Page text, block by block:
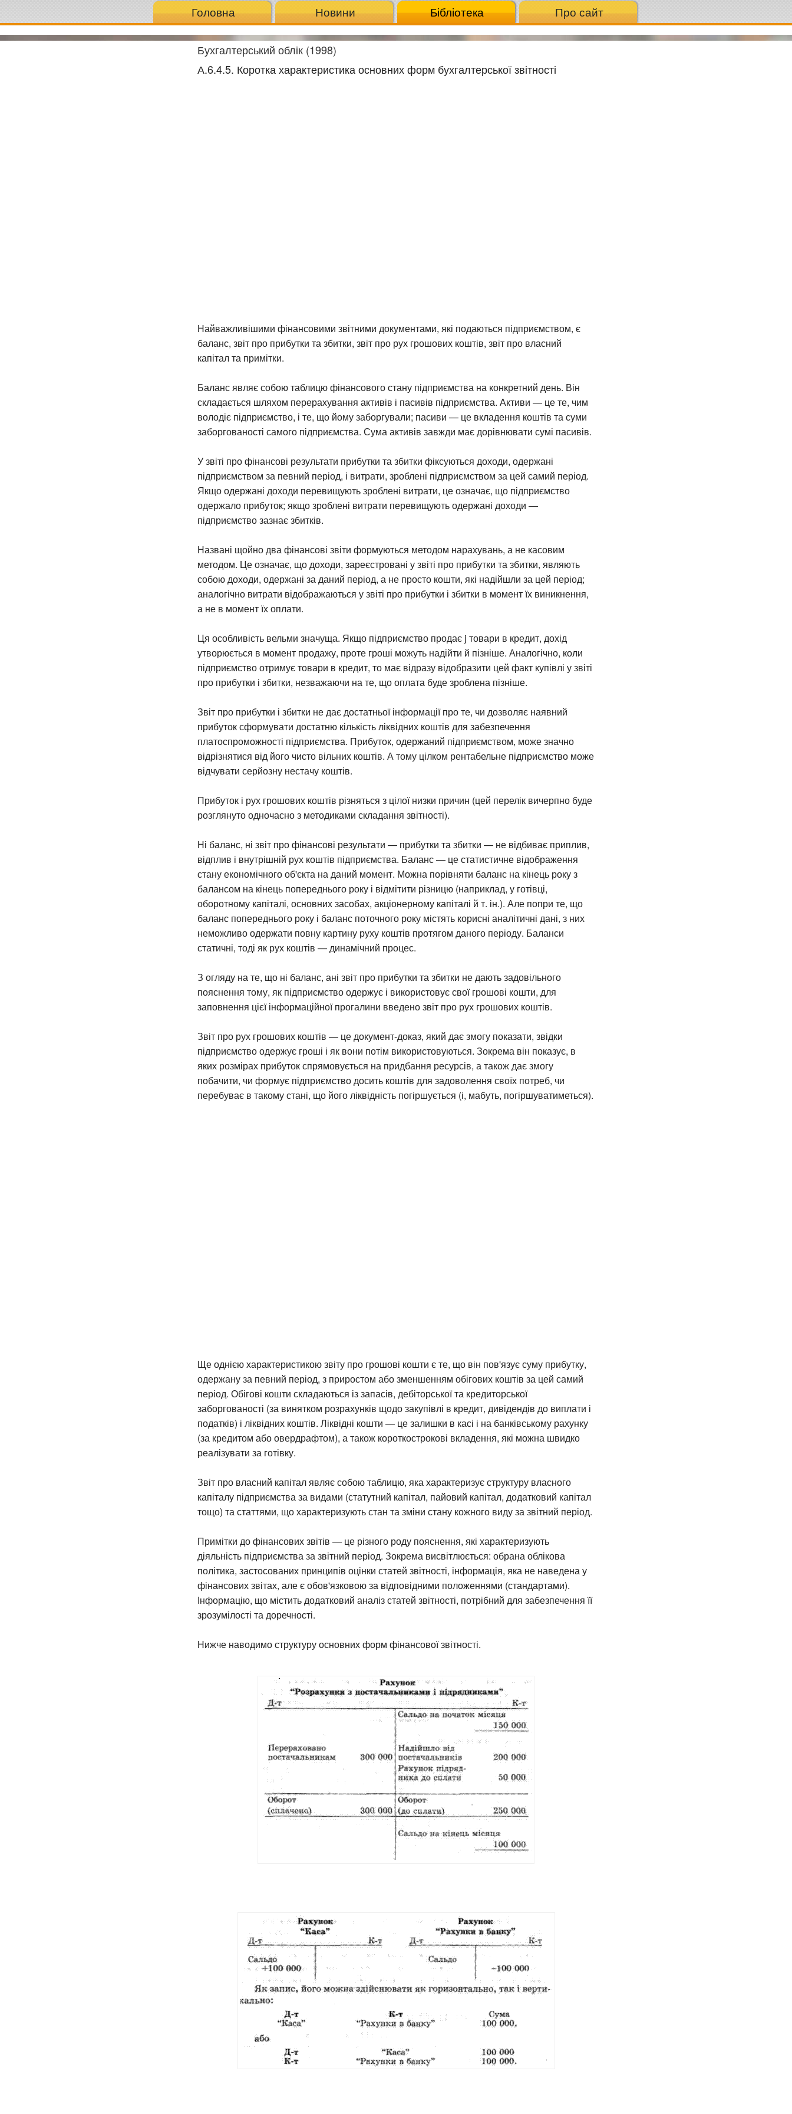
Головна Новини Бібліотека Про сайт
Бухгалтерський облік (1998)
А.6.4.5. Коротка характеристика основних форм бухгалтерської звітності
Найважливішими фінансовими звітними документами, які подаються підприємством, є
баланс, звіт про прибутки та збитки, звіт про рух грошових коштів, звіт про власний
капітал та примітки.
Баланс являє собою таблицю фінансового стану підприємства на конкретний день. Він
складається шляхом перерахування активів і пасивів підприємства. Активи — це те, чим
володіє підприємство, і те, що йому заборгували; пасиви — це вкладення коштів та суми
заборгованості самого підприємства. Сума активів завжди має дорівнювати сумі пасивів.
У звіті про фінансові результати прибутки та збитки фіксуються доходи, одержані
підприємством за певний період, і витрати, зроблені підприємством за цей самий період.
Якщо одержані доходи перевищують зроблені витрати, це означає, що підприємство
одержало прибуток; якщо зроблені витрати перевищують одержані доходи —
підприємство зазнає збитків.
Названі щойно два фінансові звіти формуються методом нарахувань, а не касовим
методом. Це означає, що доходи, зареєстровані у звіті про прибутки та збитки, являють
собою доходи, одержані за даний період, а не просто кошти, які надійшли за цей період;
аналогічно витрати відображаються у звіті про прибутки і збитки в момент їх виникнення,
а не в момент їх оплати.
Ця особливість вельми значуща. Якщо підприємство продає j товари в кредит, дохід
утворюється в момент продажу, проте гроші можуть надійти й пізніше. Аналогічно, коли
підприємство отримує товари в кредит, то має відразу відобразити цей факт купівлі у звіті
про прибутки і збитки, незважаючи на те, що оплата буде зроблена пізніше.
Звіт про прибутки і збитки не дає достатньої інформації про те, чи дозволяє наявний
прибуток сформувати достатню кількість ліквідних коштів для забезпечення
платоспроможності підприємства. Прибуток, одержаний підприємством, може значно
відрізнятися від його чисто вільних коштів. А тому цілком рентабельне підприємство може
відчувати серйозну нестачу коштів.
Прибуток і рух грошових коштів різняться з цілої низки причин (цей перелік вичерпно буде
розглянуто одночасно з методиками складання звітності).
Ні баланс, ні звіт про фінансові результати — прибутки та збитки — не відбиває приплив,
відплив і внутрішній рух коштів підприємства. Баланс — це статистичне відображення
стану економічного об'єкта на даний момент. Можна порівняти баланс на кінець року з
балансом на кінець попереднього року і відмітити різницю (наприклад, у готівці,
оборотному капіталі, основних засобах, акціонерному капіталі й т. ін.). Але попри те, що
баланс попереднього року і баланс поточного року містять корисні аналітичні дані, з них
неможливо одержати повну картину руху коштів протягом даного періоду. Баланси
статичні, тоді як рух коштів — динамічний процес.
З огляду на те, що ні баланс, ані звіт про прибутки та збитки не дають задовільного
пояснення тому, як підприємство одержує і використовує свої грошові кошти, для
заповнення цієї інформаційної прогалини введено звіт про рух грошових коштів.
Звіт про рух грошових коштів — це документ-доказ, який дає змогу показати, звідки
підприємство одержує гроші і як вони потім використовуються. Зокрема він показує, в
яких розмірах прибуток спрямовується на придбання ресурсів, а також дає змогу
побачити, чи формує підприємство досить коштів для задоволення своїх потреб, чи
перебуває в такому стані, що його ліквідність погіршується (і, мабуть, погіршуватиметься).
Ще однією характеристикою звіту про грошові кошти є те, що він пов'язує суму прибутку,
одержану за певний період, з приростом або зменшенням обігових коштів за цей самий
період. Обігові кошти складаються із запасів, дебіторської та кредиторської
заборгованості (за винятком розрахунків щодо закупівлі в кредит, дивідендів до виплати і
податків) і ліквідних коштів. Ліквідні кошти — це залишки в касі і на банківському рахунку
(за кредитом або овердрафтом), а також короткострокові вкладення, які можна швидко
реалізувати за готівку.
Звіт про власний капітал являє собою таблицю, яка характеризує структуру власного
капіталу підприємства за видами (статутний капітал, пайовий капітал, додатковий капітал
тощо) та статтями, що характеризують стан та зміни стану кожного виду за звітний період.
Примітки до фінансових звітів — це різного роду пояснення, які характеризують
діяльність підприємства за звітний період. Зокрема висвітлюється: обрана облікова
політика, застосованих принципів оцінки статей звітності, інформація, яка не наведена у
фінансових звітах, але є обов'язковою за відповідними положеннями (стандартами).
Інформацію, що містить додатковий аналіз статей звітності, потрібний для забезпечення її
зрозумілості та доречності.
Нижче наводимо структуру основних форм фінансової звітності.